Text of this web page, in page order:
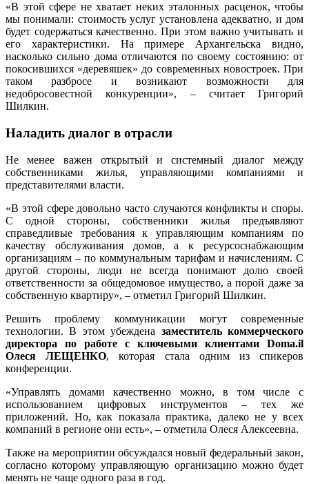
«В этой сфере не хватает неких эталонных расценок, чтобы
мы понимали: стоимость услуг установлена адекватно, и дом
будет содержаться качественно. При этом важно учитывать и
его характеристики. На примере Архангельска видно,
насколько сильно дома отличаются по своему состоянию: от
покосившихся «деревяшек» до современных новостроек. При
таком разбросе и возникают возможности для
недобросовестной конкуренции», – считает Григорий
Шилкин.
Наладить диалог в отрасли
Не менее важен открытый и системный диалог между
собственниками жилья, управляющими компаниями и
представителями власти.
«В этой сфере довольно часто случаются конфликты и споры.
С одной стороны, собственники жилья предъявляют
справедливые требования к управляющим компаниям по
качеству обслуживания домов, а к ресурсоснабжающим
организациям – по коммунальным тарифам и начислениям. С
другой стороны, люди не всегда понимают долю своей
ответственности за общедомовое имущество, а порой даже за
собственную квартиру», – отметил Григорий Шилкин.
Решить проблему коммуникации могут современные
технологии. В этом убеждена заместитель коммерческого
директора по работе с ключевыми клиентами Doma.il
Олеся ЛЕЩЕНКО, которая стала одним из спикеров
конференции.
«Управлять домами качественно можно, в том числе с
использованием цифровых инструментов – тех же
приложений. Но, как показала практика, далеко не у всех
компаний в регионе они есть», – отметила Олеся Алексеевна.
Также на мероприятии обсуждался новый федеральный закон,
согласно которому управляющую организацию можно будет
менять не чаще одного раза в год.